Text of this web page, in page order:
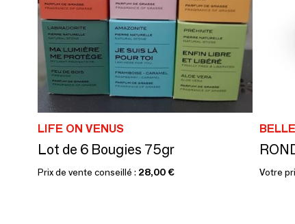
LIFE ON VENUS
Lot de 6 Bougies 75gr
Prix de vente conseillé : 28,00 € Votre